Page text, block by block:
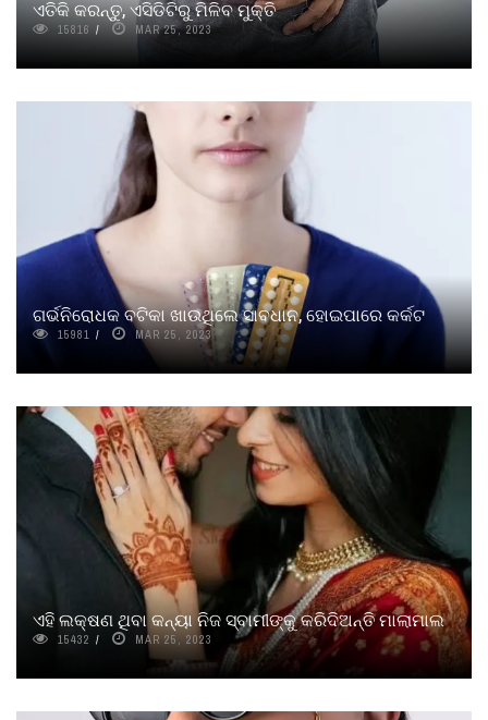
ଏତିକି କରନ୍ତୁ, ଏସିଡିଟିରୁ ମିଳିବ ମୁକ୍ତି
15816 MAR 25, 2023
ଗର୍ଭନିରୋଧକ ବଟିକା ଖାଉଥିଲେ ସାବଧାନ, ହୋଇପାରେ କର୍କଟ
15981 MAR 25, 2023
ଏହି ଲକ୍ଷଣ ଥିବା କନ୍ୟା ନିଜ ସ୍ବାମୀଙ୍କୁ କରିଦିଅନ୍ତି ମାଲାମାଲ
15432 MAR 25, 2023